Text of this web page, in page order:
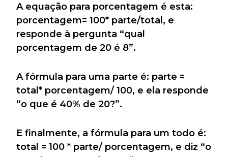
A equação para porcentagem é esta:
porcentagem= 100* parte/total, e
responde à pergunta “qual
porcentagem de 20 é 8”.
A fórmula para uma parte é: parte =
total* porcentagem/ 100, e ela responde
“o que é 40% de 20?”.
E finalmente, a fórmula para um todo é:
total = 100 * parte/ porcentagem, e diz “o